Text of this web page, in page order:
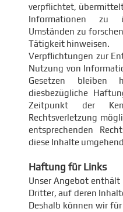
verpflichtet,
Informationen zu
Umständen zu
Tätigkeit hinweisen.
Verpflichtungen zur
Nutzung von
Gesetzen bleiben
diesbezügliche
Zeitpunkt der
Rechtsverletzung
entsprechenden
diese Inhalte
Haftung für Links
Unser Angebot enthält
Dritter, auf deren
Deshalb können wir